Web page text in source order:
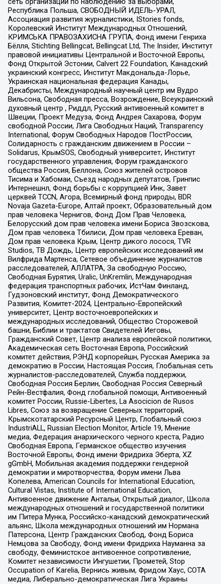
Республика Польша, СВОБОДНЫЙ ИДЕЛЬ-УРАЛ,
Ассоциация развития журналистики, IStories fonds,
Королевский Институт Международных Отношений,
КРИМСЬКА ПРАВОЗАХИСНА ГРУПА, Фонд имени Генриха
Бёлля, Stichting Bellingcat, Bellingcat Ltd, The Insider, Институт
правовой инициативы Центральной и Восточной Европы,
Фонд Открытой Эстонии, Calvert 22 Foundation, Канадский
украинский конгресс, Институт Макдональда-Лорье,
Украинская национальная федерация Канады,
Декабристы, Международный научный центр им Вудро
Вильсона, Свободная пресса, Возрождение, Всеукраинский
духовный центр , Риддл, Русский антивоенный комитет в
Швеции, Проект Медуза, Фонд Андрея Сахарова, Форум
свободной России, Лига Свободных Наций, Transparеncy
International, Форум Свободных Народов ПостРоссии,
Солидарность с гражданским движением в России –
Solidarus, КрымSOS, Свободный университет, Институт
государственного управления, Форум гражданского
общества Россия, Беллона, Союз жителей островов
Тисима и Хабомаи, Съезд народных депутатов, Гринпис
Интернешнл, Фонд борьбы с коррупцией Инк, Завет
церквей TCCN, Агора, Всемирный фонд природы, BDR
Novaja Gazeta-Europe, Алтай проект, Образовательный дом
прав человека Чернигов, Фонд Дом Прав Человека,
Белорусский дом прав человека имени Бориса Звозскова,
Дом прав человека Тбилиси, Дом прав человека Ереван,
Дом прав человека Крым, Центр дикого лосося, TVR
Studios, ТВ Дождь, Центр европейских исследований им
Вилфрида Мартенса, Сетевое объединение журналистов
расследователей, АЛЛАТРА, За свободную Россию,
Свободная Бурятия, Uralic, UnKremlin, Международная
федерация транспортных рабочих, ИстЧам Финланд,
Гудзоновский институт, Фонд Демократического
Развития, Комитет-2024, Центрально-Европейский
университет, Центр восточноевропейских и
международных исследований, Общество Сторожевой
башни, Библии и трактатов Свидетелей Иеговы,
Гражданский Совет, Центр анализа европейской политики,
Академическая сеть Восточная Европа, Российский
комитет действия, РЭНД корпорейшн, Русская Америка за
демократию в России, Настоящая Россия, Глобальная сеть
журналистов-расследователей, Служба поддержки,
Свободная Россия Берлин, Свободная Россия Северный
Рейн-Вестфалия, Фонд глобальной помощи, Антивоенный
комитет России, Russie-Libertes, La Asocicion de Rusos
Libres, Союз за возвращение Северных территорий,
Крымскотатарский Ресурсный Центр, Глобальный союз
IndustriALL, Russian Election Monitor, Article 19, Мнение
медиа, Федерация анархического черного креста, Радио
Свободная Европа, Германское общество изучения
Восточной Европы, Фонд имени Фридриха Эберта, XZ
gGmbH, Мобильная академия поддержки гендерной
демократии и миротворчества, Форум имени Льва
Копелева, American Councils for International Education,
Cultural Vistas, Institute of International Education,
Антивоенное движение Антальи, Открытый диалог, Школа
международных отношений и государственной политики
им Питера Мунка, Российско-канадский демократический
альянс, Школа международных отношений им Нормана
Патерсона, Центр Гражданских Свобод, Фонд Бориса
Немцова за Свободу, Фонд имени Фридриха Науманна за
свободу, Феминистское антивоенное сопротивление,
Комитет независимости Ингушетии, Прометей, Stop
Occupation of Karelia, Вернись живым, Фридом Хаус, СОТА
медиа, Либерально-демократическая Лига Украины